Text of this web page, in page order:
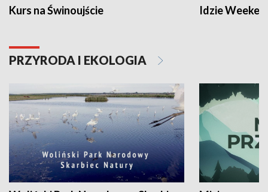
Kurs na Świnoujście Idzie
PRZYRODA I EKOLOGIA